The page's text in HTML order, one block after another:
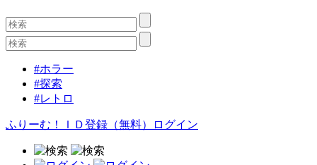
#ホラー
#探索
#レトロ
ふりーむ！ＩＤ登録（無料） ログイン